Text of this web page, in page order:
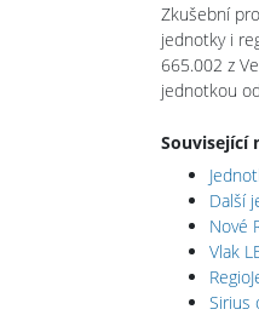
Zkušební
jednotky i
665.002 z
jednotkou
Související
Další
Nové
Vlak
Sirius